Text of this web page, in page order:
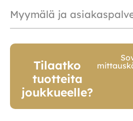
Myymälä ja
Tilaatko
tuotteita
joukkueelle?